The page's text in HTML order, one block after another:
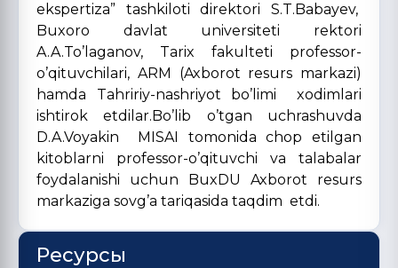
ekspertiza” tashkiloti direktori S.T.Babayev,
Buxoro davlat universiteti rektori
A.A.To’laganov, Tarix fakulteti professor-
o’qituvchilari, ARM (Axborot resurs markazi)
hamda Tahririy-nashriyot bo’limi xodimlari
ishtirok etdilar.Bo’lib o’tgan uchrashuvda
D.A.Voyakin MISAI tomonida chop etilgan
kitoblarni professor-o’qituvchi va talabalar
foydalanishi uchun BuxDU Axborot resurs
markaziga sovg’a tariqasida taqdim etdi.
Ресурсы